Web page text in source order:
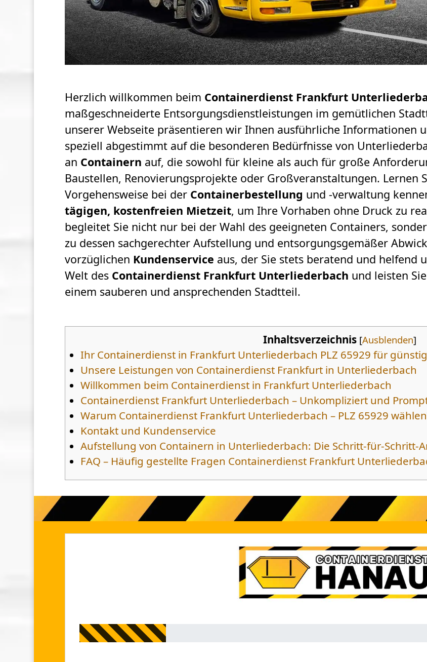
Herzlich willkommen beim Containerdienst Frankfurt
maßgeschneiderte Entsorgungsdienstleistungen im gemütlichen
unserer Webseite präsentieren wir Ihnen ausführliche Informationen
speziell abgestimmt auf die besonderen Bedürfnisse von
an Containern auf, die sowohl für kleine als auch für große
Baustellen, Renovierungsprojekte oder Großveranstaltungen. Lernen
Vorgehensweise bei der Containerbestellung und -verwaltung
tägigen, kostenfreien Mietzeit, um Ihre Vorhaben ohne Druck zu
begleitet Sie nicht nur bei der Wahl des geeigneten Containers,
zu dessen sachgerechter Aufstellung und entsorgungsgemäßer
vorzüglichen Kundenservice aus, der Sie stets beratend und helfend
Welt des Containerdienst Frankfurt Unterliederbach und leisten
einem sauberen und ansprechenden Stadtteil.
Inhaltsverzeichnis [Ausblenden]
Ihr Containerdienst in Frankfurt Unterliederbach PLZ 65929 für
Unsere Leistungen von Containerdienst Frankfurt in Unterliederbach
Willkommen beim Containerdienst in Frankfurt Unterliederbach
Containerdienst Frankfurt Unterliederbach – Unkompliziert und
Warum Containerdienst Frankfurt Unterliederbach – PLZ 65929
Kontakt und Kundenservice
Aufstellung von Containern in Unterliederbach: Die Schritt-für-Schritt-
FAQ – Häufig gestellte Fragen Containerdienst Frankfurt